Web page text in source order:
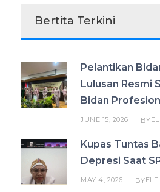
Bertita Terkini
Pelantikan
Lulusan Resmi
Bidan
JUNE 15, 2026 BY
Kupas Tuntas
Depresi Saat
MAY 4, 2026 BY